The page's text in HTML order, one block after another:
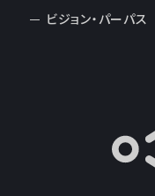
ビジョン・パーパス